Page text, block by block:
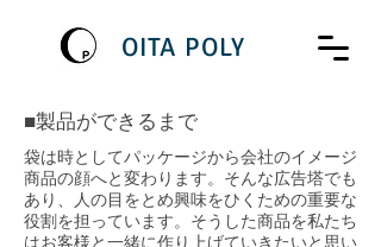
OITA POLY
■製品ができるまで
袋は時としてパッケージから会社のイメージ
商品の顔へと変わります。そんな広告塔でも
あり、人の目をとめ興味をひくための重要な
役割を担っています。そうした商品を私たち
はお客様と一緒に作り上げていきたいと思い